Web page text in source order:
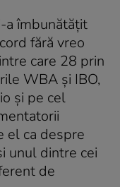
a îmbunătăţit
fără vreo
care 28 prin
WBA şi IBO,
şi pe cel
el ca despre
unul dintre cei
de